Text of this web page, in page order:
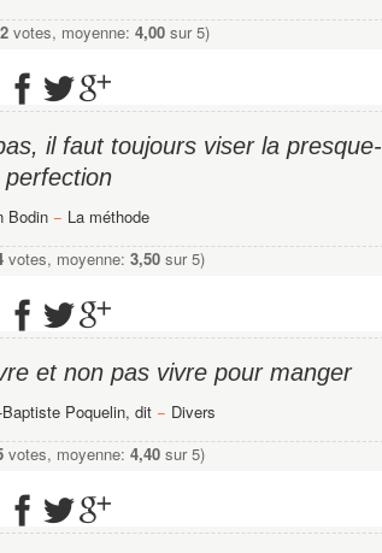
votes, moyenne: 4,00sur 5)
il faut toujours viser la presque-
perfection
Bodin− La méthode
votes, moyenne: 3,50 sur 5)
et non pas vivre pour manger
Poquelin, dit− Divers
votes, moyenne: 4,40 sur 5)